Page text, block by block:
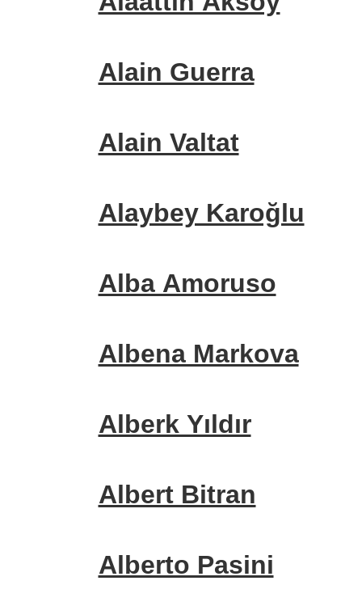
Alain Guerra
Alain Valtat
Alaybey Karoğlu
Alba Amoruso
Albena Markova
Alberk Yıldır
Albert Bitran
Alberto Pasini